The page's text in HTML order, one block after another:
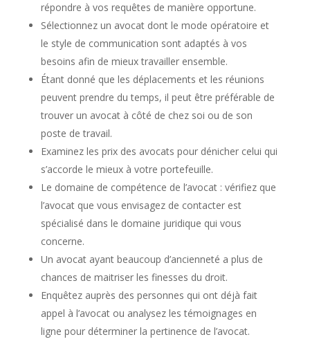
répondre à vos requêtes de manière opportune.
Sélectionnez un avocat dont le mode opératoire et
le style de communication sont adaptés à vos
besoins afin de mieux travailler ensemble.
Étant donné que les déplacements et les réunions
peuvent prendre du temps, il peut être préférable de
trouver un avocat à côté de chez soi ou de son
poste de travail.
Examinez les prix des avocats pour dénicher celui qui
s’accorde le mieux à votre portefeuille.
Le domaine de compétence de l’avocat : vérifiez que
l’avocat que vous envisagez de contacter est
spécialisé dans le domaine juridique qui vous
concerne.
Un avocat ayant beaucoup d’ancienneté a plus de
chances de maitriser les finesses du droit.
Enquêtez auprès des personnes qui ont déjà fait
appel à l’avocat ou analysez les témoignages en
ligne pour déterminer la pertinence de l’avocat.